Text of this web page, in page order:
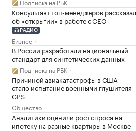
Подписка на РБК
Консультант топ-менеджеров рассказал
об «открытии» в работе с CEO
РАДИО
Бизнес
В России разработали национальный
стандарт для синтетических данных
Подписка на РБК
Причиной авиакатастрофы в США
стало испытание военными глушителя
GPS
Общество
Аналитики оценили рост спроса на
ипотеку на разные квартиры в Москве